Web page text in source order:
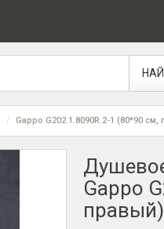
Gappo G202.1.8090R.2-1 (80*90 см,
Gappo
правый)